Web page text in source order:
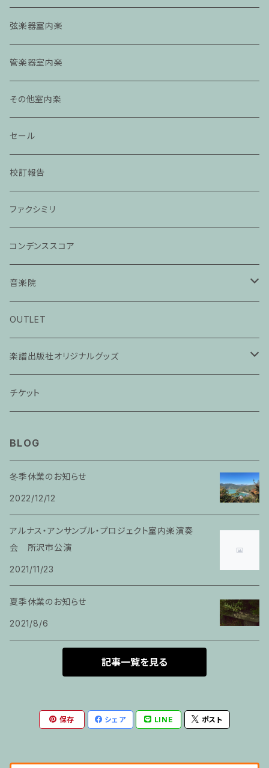
弦楽器室内楽
管楽器室内楽
その他室内楽
セール
校訂報告
ファクシミリ
コンデンススコア
音楽院
ピアノ科３０分レッスン
ピアノ科４５分レッスン
家族割プラン
家族割適用プラン2
家族割適用プラン3
家族割適用プラン4
ヴァイオリンピアノ６０分レッスン
ピアノ科６０分レッスン
その他のご利用
OUTLET
楽譜出版社オリジナルグッズ
アパレル
チケット
BLOG
冬季休業のお知らせ
2022/12/12
アルナス・アンサンブル・プロジェクト室内楽演奏
会 所沢市公演
2021/11/23
夏季休業のお知らせ
2021/8/6
記事一覧を見る
保存 シェア LINE ポスト